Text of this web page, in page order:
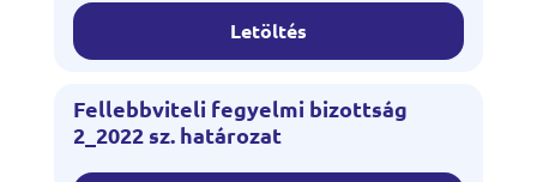
Letöltés
Fellebbviteli fegyelmi bizottság
2_2022 sz. határozat